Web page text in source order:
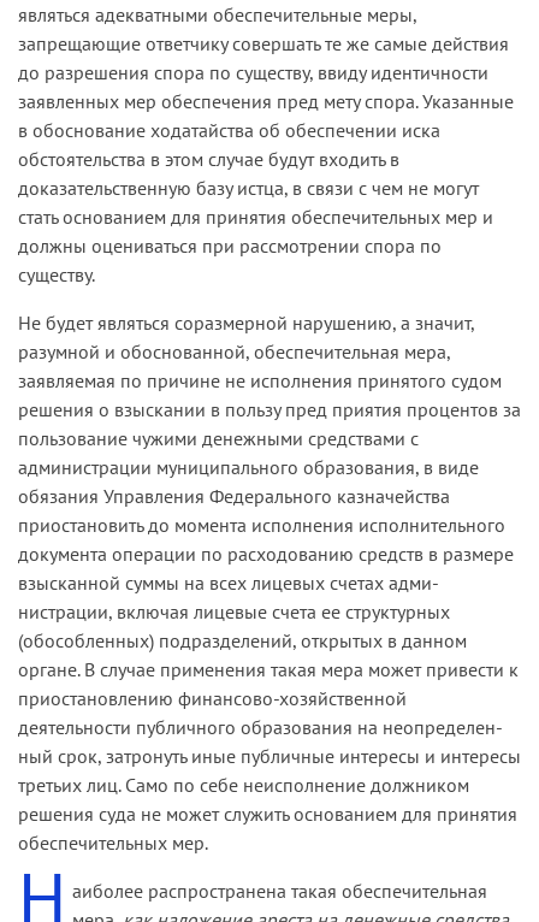
являться адекватными обеспечительные меры,
запрещающие ответчику совершать те же самые действия
до разрешения спора по существу, ввиду идентичности
заявленных мер обеспечения пред­ мету спора. Указанные
в обоснование ходатайства об обеспечении иска
обстоятельства в этом случае будут входить в
доказательствен­ную базу истца, в связи с чем не могут
стать основанием для приня­тия обеспечительных мер и
должны оцениваться при рассмотрении спора по
существу.
Не будет являться соразмерной нарушению, а значит,
разумной и обоснованной, обеспечительная мера,
заявляемая по причине не­ исполнения принятого судом
решения о взыскании в пользу пред­ приятия процентов за
пользование чужими денежными средствами с
администрации муниципального образования, в виде
обязания Управления Федерального казначейства
приостановить до момента исполнения исполнительного
документа операции по расходованию средств в размере
взысканной суммы на всех лицевых счетах адми­
нистрации, включая лицевые счета ее структурных
(обособленных) подразделений, открытых в данном
органе. В случае применения такая мера может привести к
приостановлению финансово-­хозяй­ственной
деятельности публичного образования на неопределен­
ный срок, затронуть иные публичные интересы и интересы
третьих лиц. Само по себе неисполнение должником
решения суда не может служить основанием для принятия
обеспечительных мер.
Н аиболее распространена такая обеспечительная